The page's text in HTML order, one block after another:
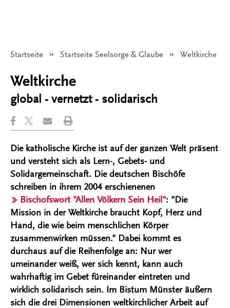
Startseite Startseite Seelsorge & Glaube Angezeigt:
Weltkirche
Weltkirche
global - vernetzt - solidarisch
Die katholische Kirche ist auf der ganzen Welt präsent
und versteht sich als Lern-, Gebets- und
Solidargemeinschaft. Die deutschen Bischöfe
schreiben in ihrem 2004 erschienenen
Bischofswort "Allen Völkern Sein Heil": "Die
Mission in der Weltkirche braucht Kopf, Herz und
Hand, die wie beim menschlichen Körper
zusammenwirken müssen." Dabei kommt es
durchaus auf die Reihenfolge an: Nur wer
umeinander weiß, wer sich kennt, kann auch
wahrhaftig im Gebet füreinander eintreten und
wirklich solidarisch sein. Im Bistum Münster äußern
sich die drei Dimensionen weltkirchlicher Arbeit auf